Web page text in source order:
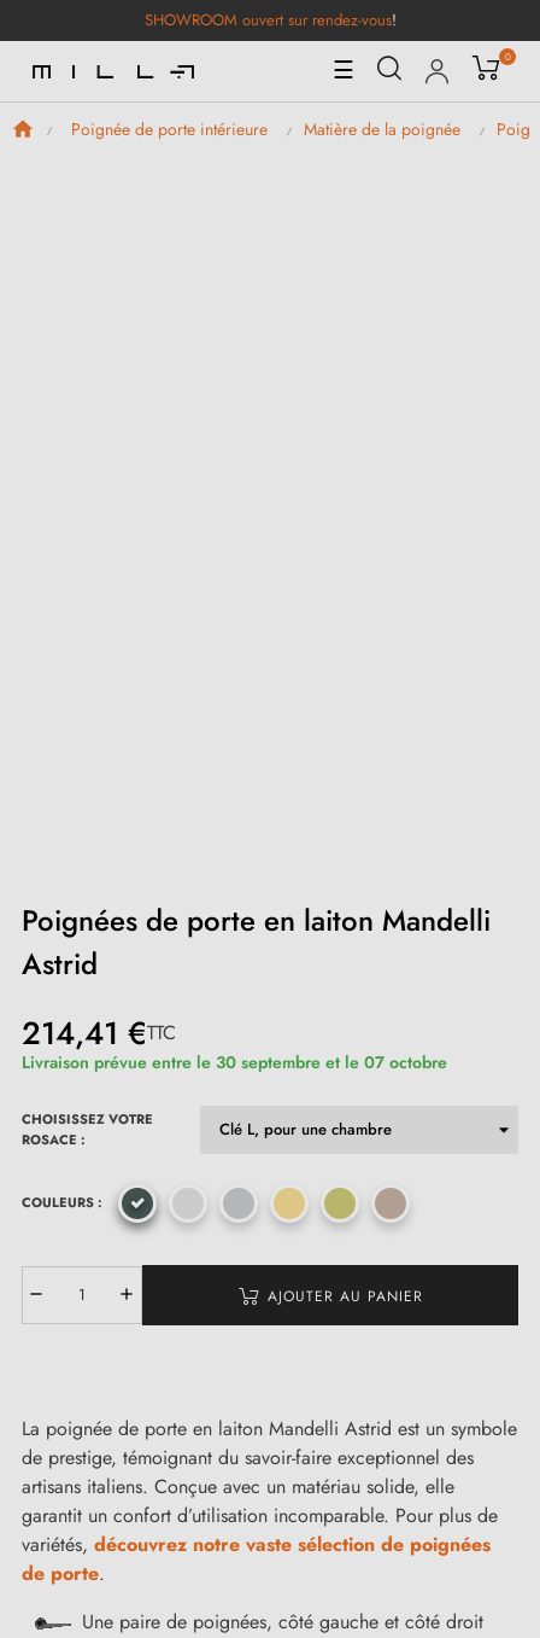
SHOWROOM ouvert sur rendez-vous!
Basculer
la
navigation
☰ 0
Poignée de porte intérieure Matière de la poignée
Poignées de porte en laiton Mandelli
Astrid
214,41 €TTC
Livraison prévue entre le 30 septembre et le 07 octobre
CHOISISSEZ VOTRE
ROSACE :
COULEURS :
AJOUTER AU PANIER
La poignée de porte en laiton Mandelli Astrid est un symbole
de prestige, témoignant du savoir-faire exceptionnel des
artisans italiens. Conçue avec un matériau solide, elle
garantit un confort d’utilisation incomparable. Pour plus de
variétés, découvrez notre vaste sélection de poignées
de porte.
Une paire de poignées, côté gauche et côté droit